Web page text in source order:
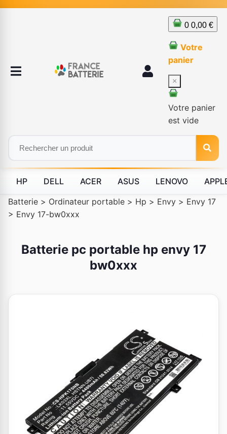
0 0,00 €
Votre
panier
×
Votre panier
est vide
HP DELL ACER ASUS LENOVO
Batterie > Ordinateur portable > Hp > Envy > Envy 17
> Envy 17-bw0xxx
Batterie pc portable hp envy 17
bw0xxx